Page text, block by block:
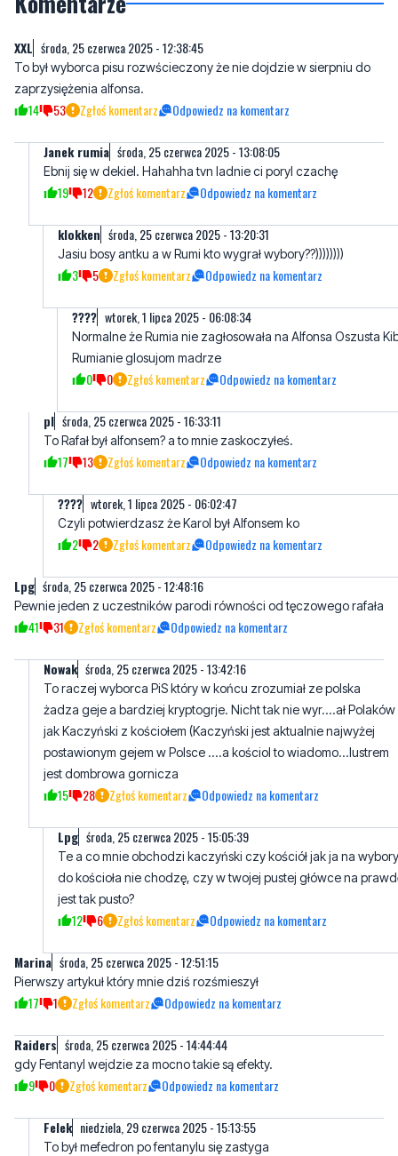
14 53 Zgłoś komentarz Odpowiedz na komentarz
Janek rumia środa, 25 czerwca 2025 - 13:08:05
Ebnij się w dekiel. Hahahha tvn ladnie ci poryl czachę
klokken środa, 25 czerwca 2025 - 13:20:31
Jasiu bosy antku a w Rumi kto wygrał wybory??))))))))
???? wtorek, 1 lipca 2025 - 06:08:34
Normalne że Rumia nie zagłosowała na Alfonsa Oszusta
0 0 Zgłoś komentarz Odpowiedz na komentarz
środa, 25 czerwca 2025 - 16:33:11
To Rafał był alfonsem? a to mnie zaskoczyłeś.
???? wtorek, 1 lipca 2025 - 06:02:47
Czyli potwierdzasz że Karol był Alfonsem ko
środa, 25 czerwca 2025 - 12:48:16
Pewnie jeden z uczestników parodi równości od tęczowego rafała
Nowak środa, 25 czerwca 2025 - 13:42:16
To raczej wyborca PiS który w końcu zrozumiał ze polska
jak Kaczyński z kościołem (Kaczyński jest aktualnie najwyżej
postawionym gejem w Polsce ....a kościol to wiadomo...lustrem
jest dombrowa gornicza
15 28 Zgłoś komentarz Odpowiedz na komentarz
Lpg środa, 25 czerwca 2025 - 15:05:39
Te a co mnie obchodzi kaczyński czy kościół jak ja na
jest tak pusto?
12 6 Zgłoś komentarz Odpowiedz na komentarz
środa, 25 czerwca 2025 - 12:51:15
Pierwszy artykuł który mnie dziś rozśmieszył
Raiders środa, 25 czerwca 2025 - 14:44:44
gdy Fentanyl wejdzie za mocno takie są efekty.
Felek niedziela, 29 czerwca 2025 - 15:13:55
To był mefedron po fentanylu się zastyga
matkawieżećpiesz środa, 25 czerwca 2025 - 14:47:12